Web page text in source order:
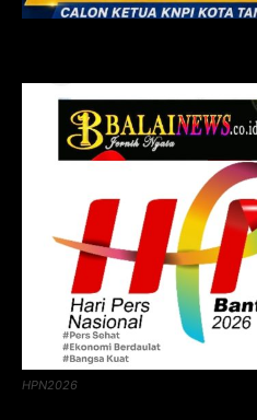
HPN2026